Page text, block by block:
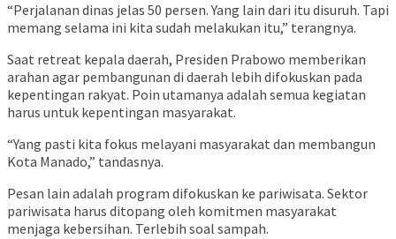
“Perjalanan dinas jelas 50 persen. Yang lain dari itu disuruh. Tapi
memang selama ini kita sudah melakukan itu,” terangnya.
Saat retreat kepala daerah, Presiden Prabowo memberikan
arahan agar pembangunan di daerah lebih difokuskan pada
kepentingan rakyat. Poin utamanya adalah semua kegiatan
harus untuk kepentingan masyarakat.
“Yang pasti kita fokus melayani masyarakat dan membangun
Kota Manado,” tandasnya.
Pesan lain adalah program difokuskan ke pariwisata. Sektor
pariwisata harus ditopang oleh komitmen masyarakat
menjaga kebersihan. Terlebih soal sampah.